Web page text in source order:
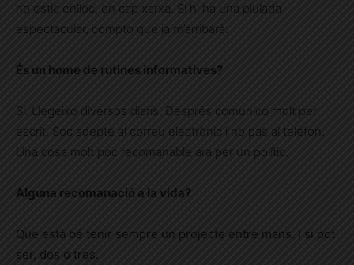
no estic enlloc, en cap xarxa. Si hi ha una piulada
espectacular, compto que ja m’arribarà.
És un home de rutines informatives?
Sí. Llegeixo diversos diaris. Després comunico molt per
escrit. Soc adepte al correu electrònic i no pas al telèfon.
Una cosa molt poc recomanable ara per un polític.
Alguna recomanació a la vida?
Que està bé tenir sempre un projecte entre mans. I si pot
ser, dos o tres.